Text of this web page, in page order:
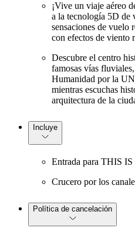
¡Vive un viaje aéreo
a la tecnología 5D de
sensaciones de vuelo
con efectos de viento
Descubre el centro
famosas vías
Humanidad por la
mientras escuchas
arquitectura de la
Incluye
Entrada para THIS
Crucero por los
Política de cancelación